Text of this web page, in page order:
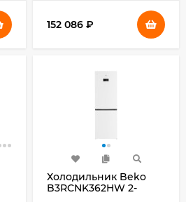
152 086 ₽
Холодильник Beko
B3RCNK362HW 2-